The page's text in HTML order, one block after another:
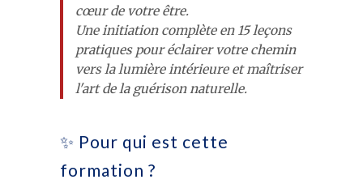
cœur de votre être.
Une initiation complète en 15 leçons
pratiques pour éclairer votre chemin
vers la lumière intérieure et maîtriser
l'art de la guérison naturelle.
✨ Pour qui est cette
formation ?